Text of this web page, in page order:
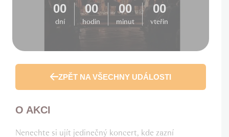
00
dní
00
hodin
00
minut
00
vteřin
ZPĚT NA VŠECHNY UDÁLOSTI
O AKCI
Nenechte si ujít jedinečný koncert, kde zazní